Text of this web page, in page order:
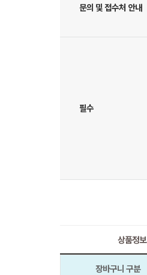
문의 및 접수처 안내
필수
상품정보
장바구니 구분